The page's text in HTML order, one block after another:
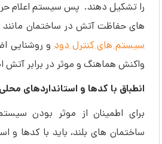
را تشکیل دهند. پس سیستم اعلام
های حفاظت آتش در ساختمان مانند
سیستم های کنترل دودو روشنایی
واکنش هماهنگ و موثر در برابر
انطباق با کدها و استانداردهای محلی
برای اطمینان از موثر بودن
ساختمان های بلند، باید با کدها و